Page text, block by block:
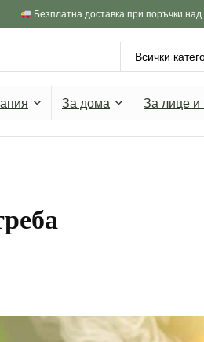
Безплатна доставка при поръчки
Всички
За дома За лице и